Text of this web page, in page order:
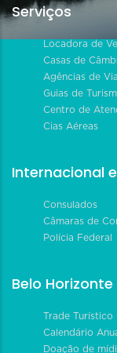
Serviços
Locadora de
Casas de
Agências de
Guias de
Centro de
Cias Aéreas
Internacional
Consulados
Câmaras de
Polícia Federal
Belo
Trade Turístico
Calendário
Doação de